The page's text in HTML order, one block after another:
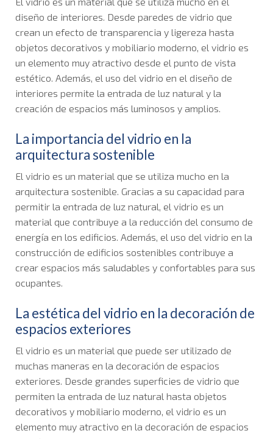
diseño de interiores. Desde paredes de vidrio que
crean un efecto de transparencia y ligereza hasta
objetos decorativos y mobiliario moderno, el vidrio es
un elemento muy atractivo desde el punto de vista
estético. Además, el uso del vidrio en el diseño de
interiores permite la entrada de luz natural y la
creación de espacios más luminosos y amplios.
La importancia del vidrio en la
arquitectura sostenible
El vidrio es un material que se utiliza mucho en la
arquitectura sostenible. Gracias a su capacidad para
permitir la entrada de luz natural, el vidrio es un
material que contribuye a la reducción del consumo de
energía en los edificios. Además, el uso del vidrio en la
construcción de edificios sostenibles contribuye a
crear espacios más saludables y confortables para sus
ocupantes.
La estética del vidrio en la decoración de
espacios exteriores
El vidrio es un material que puede ser utilizado de
muchas maneras en la decoración de espacios
exteriores. Desde grandes superficies de vidrio que
permiten la entrada de luz natural hasta objetos
decorativos y mobiliario moderno, el vidrio es un
elemento muy atractivo en la decoración de espacios